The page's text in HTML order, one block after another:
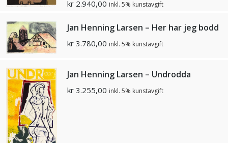
kr 2.940,00 inkl. 5% kunstavgift
Jan Henning Larsen – Her har jeg bodd
kr 3.780,00 inkl. 5% kunstavgift
Jan Henning Larsen – Undrodda
kr 3.255,00 inkl. 5% kunstavgift